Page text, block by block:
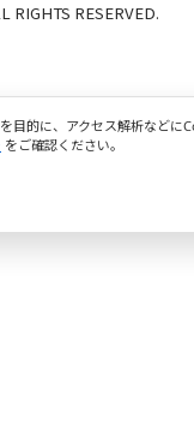
RIGHTS RESERVED.
目的に、アクセス解析などに
をご確認ください。